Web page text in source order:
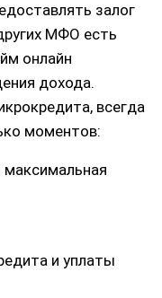
залог
МФО есть
онлайн
дохода.
всегда
моментов:
и уплаты